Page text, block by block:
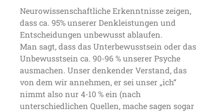
Neurowissenschaftliche Erkenntnisse zeigen,
dass ca. 95% unserer Denkleistungen und
Entscheidungen unbewusst ablaufen.
Man sagt, dass das Unterbewusstsein oder das
Unbewusstsein ca. 90-96 % unserer Psyche
ausmachen. Unser denkender Verstand, das
von dem wir annehmen, er sei unser „ich“
nimmt also nur 4-10 % ein (nach
unterschiedlichen Quellen, mache sagen sogar